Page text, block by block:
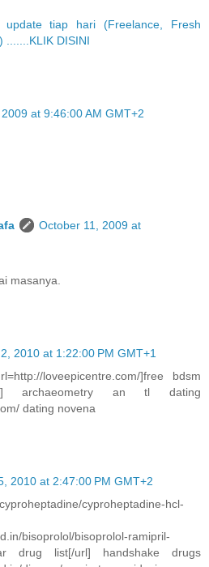
update tiap hari (Freelance, Fresh
.......KLIK DISINI
at 9:46:00 AM GMT+2
October 11, 2009 at
masanya.
2010 at 1:22:00 PM GMT+1
loveepicentre.com/]free bdsm
archaeometry an tl dating
dating novena
2010 at 2:47:00 PM GMT+2
cyproheptadine-hcl-
bisoprolol/bisoprolol-ramipril-
drug list[/url] handshake drugs